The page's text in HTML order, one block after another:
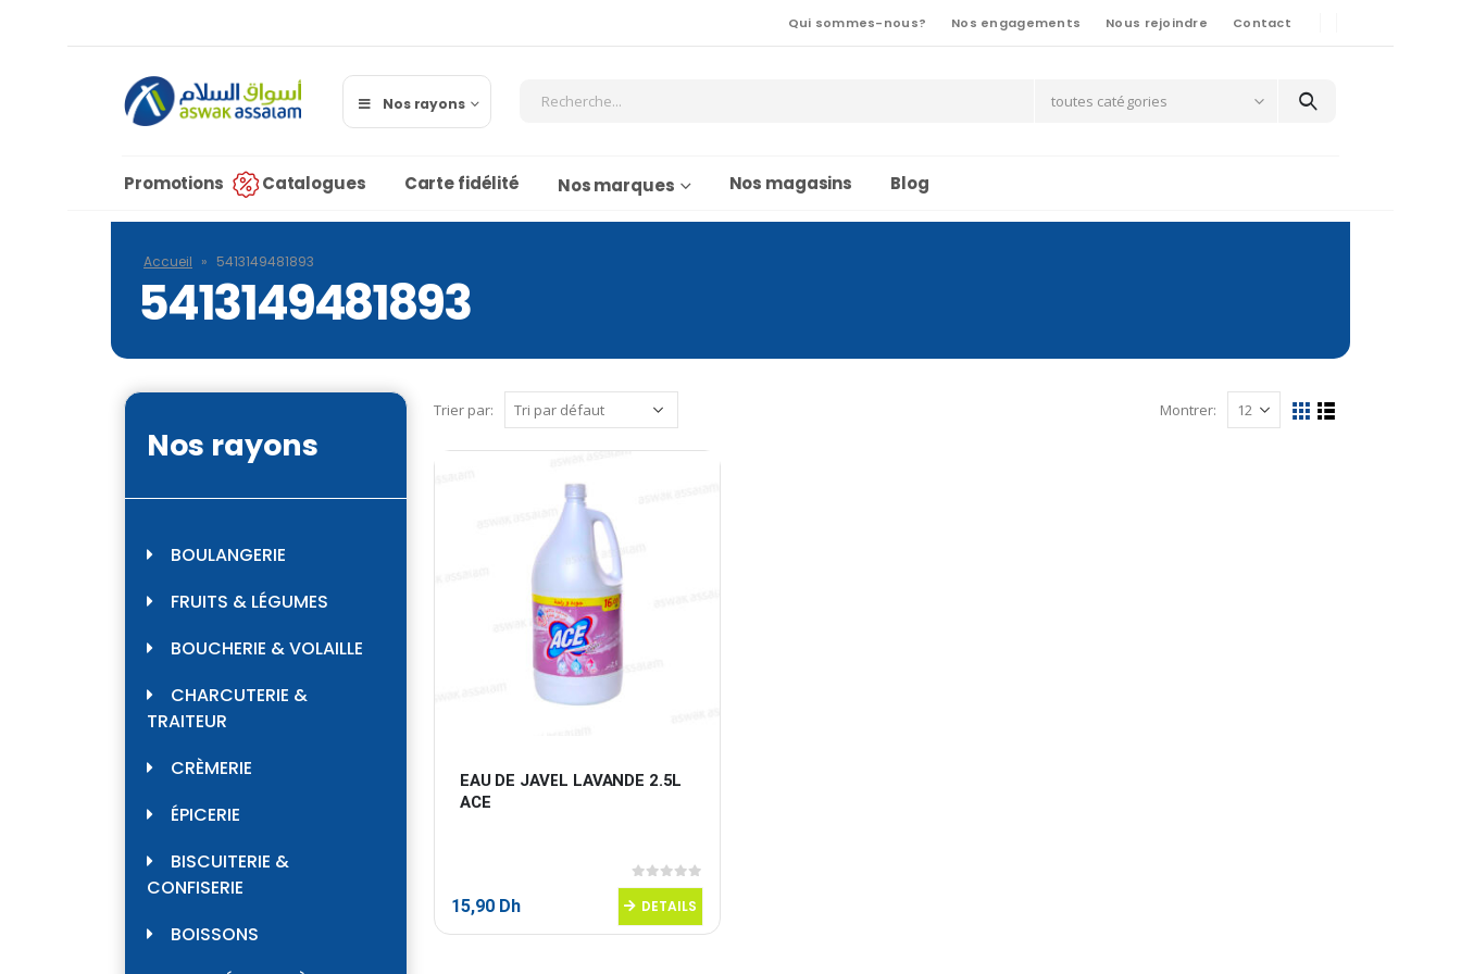
Qui sommes-nous? Nos engagements Nous rejoindre Contact
Nos rayons toutes catégories
Promotions Catalogues Carte fidélité Nos marques Nos magasins Blog
Accueil » 5413149481893
5413149481893
Trier par: Montrer:
EAU DE JAVEL LAVANDE 2.5L
ACE
0sur 5
15,90 Dh DETAILS
Nos rayons
BOULANGERIE
FRUITS & LÉGUMES
BOUCHERIE & VOLAILLE
CHARCUTERIE &
TRAITEUR
CRÈMERIE
ÉPICERIE
BISCUITERIE &
CONFISERIE
BOISSONS